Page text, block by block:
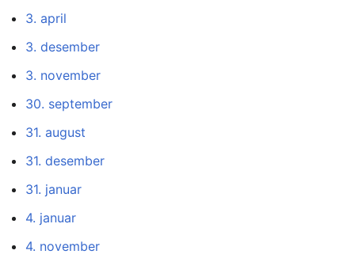
3. april
3. desember
3. november
30. september
31. august
31. desember
31. januar
4. januar
4. november